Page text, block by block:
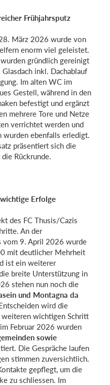
Frühjahrsputz
März 2026 wurde von
enorm viel geleistet.
gründlich gereinigt
inkl. Dachablauf
Im alten WC im
Gestell, während in den
befestigt und ergänzt
mehrere Tore und Netze
verrichtet werden und
ebenfalls erledigt.
präsentiert sich die
Rückrunde.
Erfolge
des FC Thusis/Cazis
An der
vom 9. April 2026 wurde
mit deutlicher Mehrheit
ist ein weiterer
breite Unterstützung in
stehen nun noch die
und Montagna da
wird die
wichtigen Schritt
Februar 2026 wurden
sowie
Die Gespräche laufen
stimmen zuversichtlich.
gepflegt, um die
zu schliessen. Im